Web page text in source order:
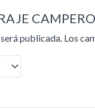
publicada. Los